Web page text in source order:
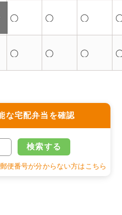
◯ ◯ ◯
◯ ◯ ◯
な宅配弁当を確認
検索する
便番号が分からない方はこちら